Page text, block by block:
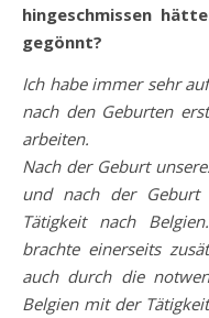
hingeschmissen
gegönnt?
Ich habe immer sehr
nach den Geburten
arbeiten.
Nach der Geburt
und nach der Geburt
Tätigkeit nach
brachte einerseits
auch durch die
Belgien mit der